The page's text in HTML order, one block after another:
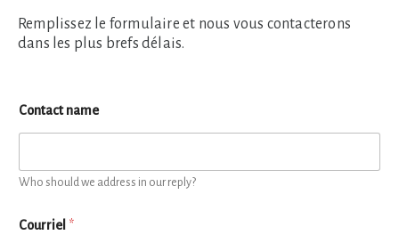
Remplissez le formulaire et nous vous contacterons
dans les plus brefs délais.
Contact name
Who should we address in our reply?
Courriel *